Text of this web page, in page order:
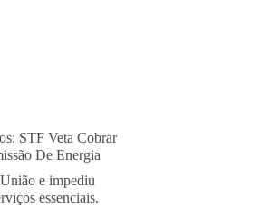
STF Veta Cobrar
De Energia
e impediu
essenciais.